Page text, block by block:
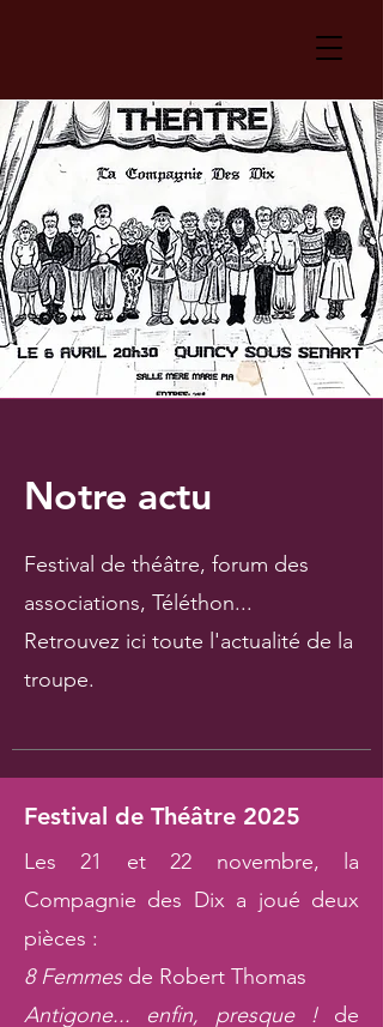
Notre actu
Festival de théâtre, forum des
associations, Téléthon...
Retrouvez ici toute l'actualité de la
troupe.
Festival de Théâtre 2025
Les 21 et 22 novembre, la
Compagnie des Dix a joué deux
pièces :
8 Femmesde Robert Thomas
Antigone... enfin, presque !de